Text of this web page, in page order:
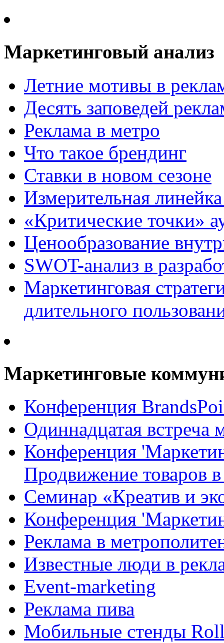
Маркетинговый анализ
Летние мотивы в
Десять заповедей
Реклама в метро
Что такое брендинг
Ставки в новом сезоне
Измерительная
«Критические точки»
Ценообразование
SWOT-анализ в
Маркетинговая
длительного
Маркетинговые
Конференция
Одиннадцатая
Конференция
Продвижение товаров
Семинар «Креатив и
Конференция
Реклама в
Известные люди в
Event-marketing
Реклама пива
Мобильные стенды